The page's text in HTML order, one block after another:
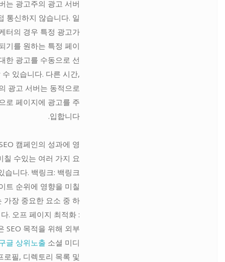
는 광고주의 광고 서버
통신하지 않습니다. 일
터의 경우 특정 광고가
기를 원하는 특정 페이
한 광고를 수동으로 선
수 있습니다. 다른 시간,
광고 서버는 동적으로
로 페이지에 광고를 주
입합니다.
캠페인의 성과에 영
칠 수있는 여러 가지 요
습니다. 백링크: 백링크
트 순위에 영향을 미칠
가장 중요한 요소 중 하
. 오프 페이지 최적화 :
SEO 목적을 위해 외부
글 상위노출 소셜 미디
로필, 디렉토리 목록 및